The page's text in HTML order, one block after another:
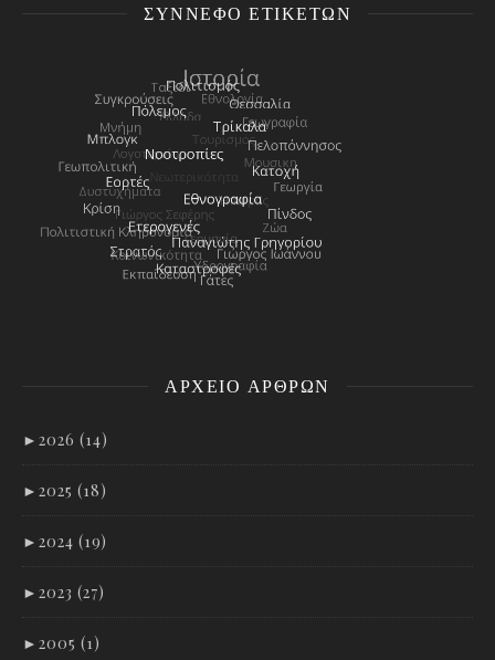
ΣΎΝΝΕΦΟ ΕΤΙΚΕΤΏΝ
ΑΡΧΕΊΟ ΑΡΘΡΩΝ
► 2026 (14)
► 2025 (18)
► 2024 (19)
► 2023 (27)
► 2005 (1)